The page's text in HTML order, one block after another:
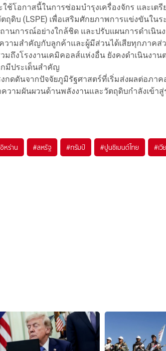
ช้โอกาสนี้ในการซ่อมบำรุงเครื่องจักร และเต
ดิบ (LSPE) เพื่อเสริมศักยภาพการแข่งขันในร
านการณ์อย่างใกล้ชิด และปรับแผนการดำเนิน
วามสำคัญกับลูกค้าและผู้มีส่วนได้เสียทุกภาคส่
มถึงโรงงานเคมิคอลส์แห่งอื่น ยังคงดำเนินงา
มีประเด็นสำคัญ
กดดันจากปัจจัยภูมิรัฐศาสตร์ที่เริ่มส่งผลต่อภา
วามผันผวนด้านพลังงานและวัตถุดิบกำลังเข้า
อิหร่าน #สหรัฐ #ทรัมป์ #ปูนซิเมนต์ไทย #เ